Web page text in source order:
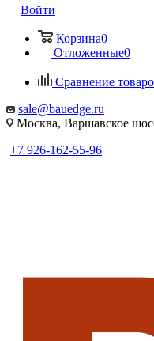
Войти
Корзина0
Отложенные0
Сравнение
sale@bauedge.ru
Москва, Варшавское
+7 926-162-55-96